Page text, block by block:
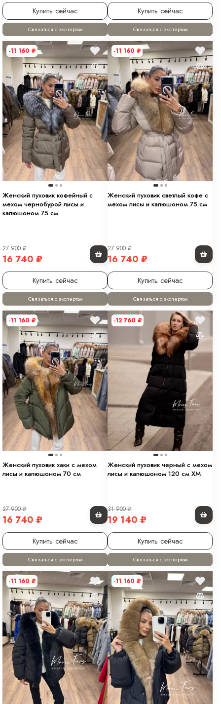
Купить сейчас
Связаться с экспертом
Купить сейчас
Связаться с экспертом
-11 160 ₽
Женский пуховик кофейный с
мехом чернобурой лисы и
капюшоном 75 см
27 900₽
16 740 ₽
Купить сейчас
Связаться с экспертом
-11 160 ₽
Женский пуховик светлый кофе с
мехом лисы и капюшоном 75 см
27 900₽
16 740 ₽
Купить сейчас
Связаться с экспертом
-11 160 ₽
Женский пуховик хаки с мехом
лисы и капюшоном 70 см
27 900₽
16 740 ₽
Купить сейчас
Связаться с экспертом
-12 760 ₽
Женский пуховик черный с мехом
лисы и капюшоном 120 см XM
31 900₽
19 140 ₽
Купить сейчас
Связаться с экспертом
-11 160 ₽ -11 160 ₽